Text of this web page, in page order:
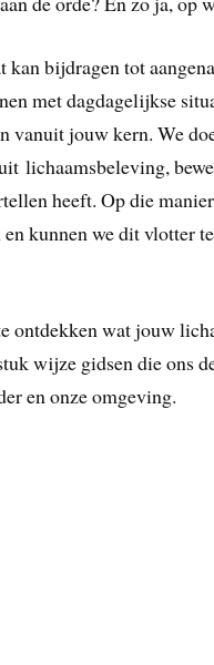
kan bijdragen tot
met dagdagelijkse
vanuit jouw kern. We
lichaamsbeleving,
heeft. Op die
kunnen we dit vlotter
ontdekken wat jouw
wijze gidsen die ons
en onze omgeving.